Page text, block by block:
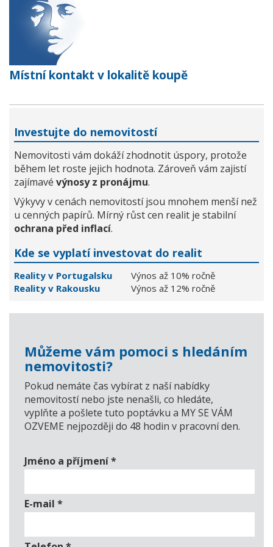
Místní kontakt v lokalitě koupě
Investujte do nemovitostí
Nemovitosti vám dokáží zhodnotit úspory, protože
během let roste jejich hodnota. Zároveň vám zajistí
zajímavé výnosy z pronájmu.
Výkyvy v cenách nemovitostí jsou mnohem menší než
u cenných papírů. Mírný růst cen realit je stabilní
ochrana před inflací.
Kde se vyplatí investovat do realit
Reality v Portugalsku
Výnos až 10% ročně
Reality v Rakousku
Výnos až 12% ročně
Můžeme vám pomoci s hledáním
nemovitosti?
Pokud nemáte čas vybírat z naší nabídky
nemovitostí nebo jste nenašli, co hledáte,
vyplňte a pošlete tuto poptávku a MY SE VÁM
OZVEME nejpozději do 48 hodin v pracovní den.
Jméno a příjmení*
E-mail *